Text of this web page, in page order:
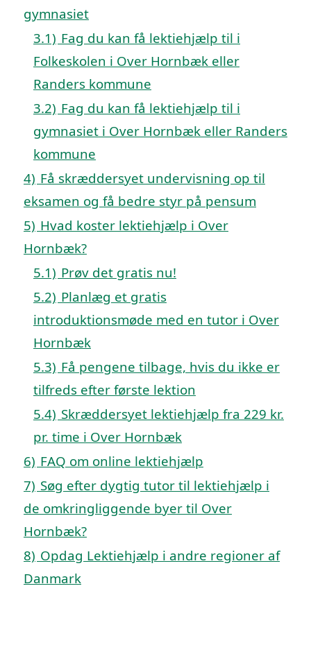
gymnasiet
3.1) Fag du kan få lektiehjælp til i
Folkeskolen i Over Hornbæk eller
Randers kommune
3.2) Fag du kan få lektiehjælp til i
gymnasiet i Over Hornbæk eller Randers
kommune
4) Få skræddersyet undervisning op til
eksamen og få bedre styr på pensum
5) Hvad koster lektiehjælp i Over
Hornbæk?
5.1) Prøv det gratis nu!
5.2) Planlæg et gratis
introduktionsmøde med en tutor i Over
Hornbæk
5.3) Få pengene tilbage, hvis du ikke er
tilfreds efter første lektion
5.4) Skræddersyet lektiehjælp fra 229 kr.
pr. time i Over Hornbæk
6) FAQ om online lektiehjælp
7) Søg efter dygtig tutor til lektiehjælp i
de omkringliggende byer til Over
Hornbæk?
8) Opdag Lektiehjælp i andre regioner af
Danmark